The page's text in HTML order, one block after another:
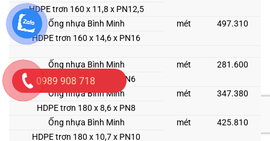
HDPE trơn 160 x 11,8 x PN12,5
Ống nhựa Bình Minh
mét
497.310
HDPE trơn 160 x 14,6 x PN16
Ống nhựa Bình Minh mét
281.600
HDPE trơn 180 x 6,9 x PN6
Ống nhựa Bình Minh
mét
347.380
HDPE trơn 180 x 8,6 x PN8
Ống nhựa Bình Minh
mét
425.810
HDPE trơn 180 x 10,7 x PN10
0989 908 718